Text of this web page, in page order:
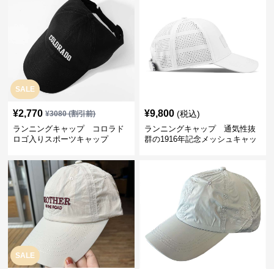
SALE
¥2,770 ¥3080(割引前)
ランニングキャップ コロラド
ロゴ入りスポーツキャップ
¥9,800 (税込)
ランニングキャップ 通気性抜
群の1916年記念メッシュキャッ
SALE